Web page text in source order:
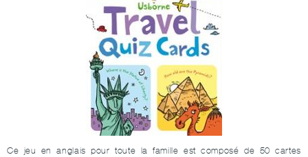
Ce jeu en anglais pour toute la famille est composé de 50 cartes